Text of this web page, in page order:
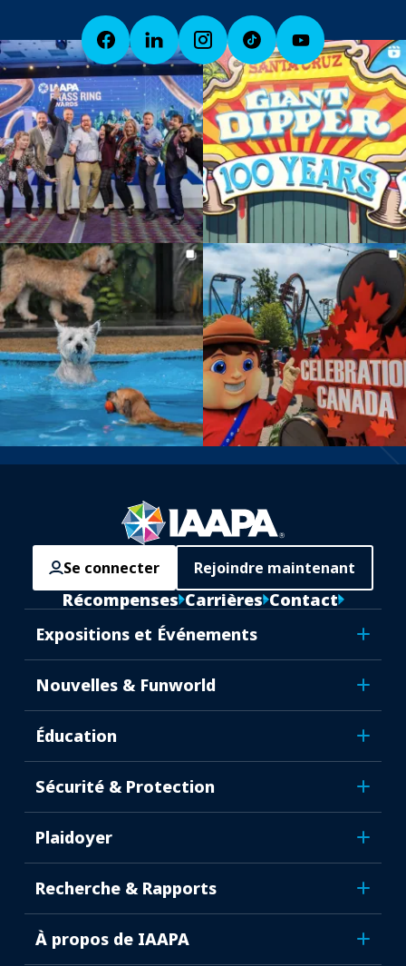
Se connecter Rejoindre maintenant
Récompenses Carrières Contact
Expositions et Événements
Nouvelles & Funworld
Éducation
Sécurité & Protection
Plaidoyer
Recherche & Rapports
À propos de IAAPA